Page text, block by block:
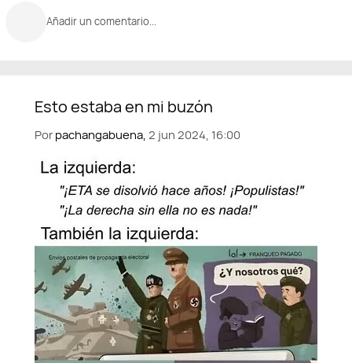
Añadir un comentario...
Porpachangabuena,2 jun 2024, 16:00